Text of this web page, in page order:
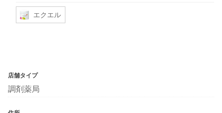
エクエル
店舗タイプ
調剤薬局